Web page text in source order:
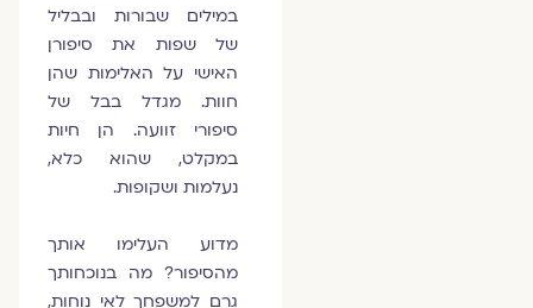
במילים שבורות ובבליל
של שפות את סיפורן
האישי על האלימות שהן
חוות. מגדל בבל של
סיפורי זוועה. הן חיות
במקלט, שהוא כלא,
נעלמות ושקופות.
מדוע העלימו אותך
מהסיפור? מה בנוכחותך
גרם למשפחך לאי נוחות,